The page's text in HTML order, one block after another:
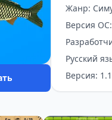
Жанр:
Версия ОС:
Русский
Версия: